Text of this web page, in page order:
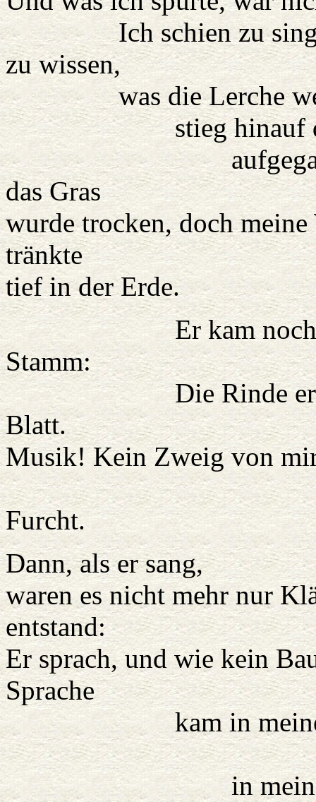
Ich schien zu singen,
zu wissen,
was die Lerche weiß;
stieg hinauf der
aufgegangen
das Gras
wurde trocken, doch
tränkte
tief in der Erde.
Er kam noch näher,
Stamm:
Die Rinde
Blatt.
Musik! Kein Zweig von
erbebte
Furcht.
Dann, als er sang,
waren es nicht mehr nur
entstand:
Er sprach, und wie kein
Sprache
kam in meine
aus
in meine